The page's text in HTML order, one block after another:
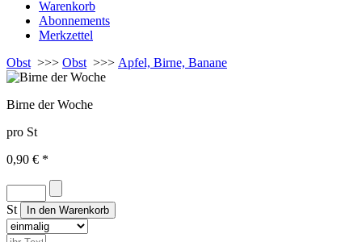
Warenkorb
Abonnements
Merkzettel
Obst >>> Obst >>> Apfel, Birne, Banane
Birne der Woche
pro St
0,90 € *
St